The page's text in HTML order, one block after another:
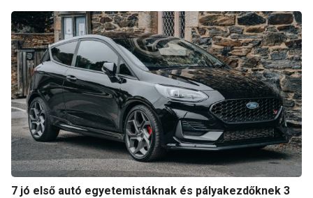
7 jó első autó egyetemistáknak és pályakezdőknek 3